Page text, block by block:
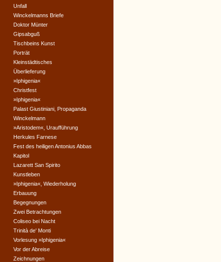
Unfall
Winckelmanns Briefe
Doktor Münter
Gipsabguß
Tischbeins Kunst
Porträt
Kleinstädtisches
Überlieferung
»Iphigenia«
Christfest
»Iphigenia«
Palast Giustiniani, Propaganda
Winckelmann
»Aristodem«, Uraufführung
Herkules Farnese
Fest des heiligen Antonius Abbas
Kapitol
Lazarett San Spirito
Kunstleben
»Iphigenia«, Wiederholung
Erbauung
Begegnungen
Zwei Betrachtungen
Coliseo bei Nacht
Trinità de' Monti
Vorlesung »Iphigenia«
Vor der Abreise
Zeichnungen